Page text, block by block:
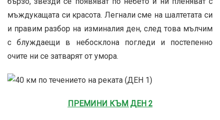
мъждукащата си красота. Легнали сме на шалтетата си
и правим разбор на изминалия ден, след това мълчим
с блуждаещи в небосклона погледи и постепенно
очите ни се затварят от умора.
ПРЕМИНИ КЪМ ДЕН 2